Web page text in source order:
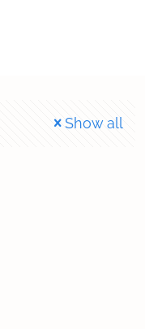
Show all